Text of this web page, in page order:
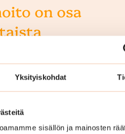
Yksityiskohdat
sisällön ja mainosten
on osa
ovat kovalla kulutuksella
Talvella jalkineiden
kura ja hiekka